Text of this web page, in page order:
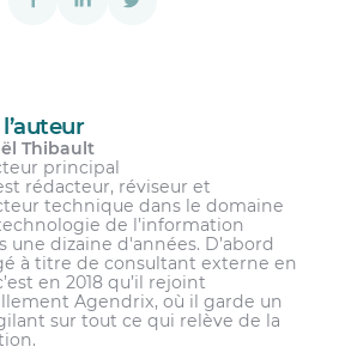
Thibault
principal
rédacteur, réviseur et
technique dans le domaine
de l’information
une dizaine d'années. D’abord
à titre de consultant externe en
en 2018 qu’il rejoint
Agendrix, où il garde un
sur tout ce qui relève de la